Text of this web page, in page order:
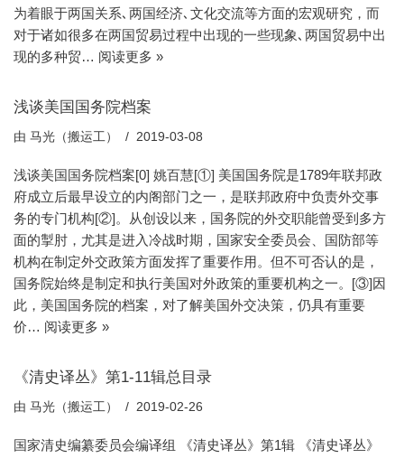
为着眼于两国关系､两国经济､文化交流等方面的宏观研究，而
对于诸如很多在两国贸易过程中出现的一些现象､两国贸易中出
现的多种贸… 阅读更多 »
浅谈美国国务院档案
由 马光（搬运工） 2019-03-08
浅谈美国国务院档案[0] 姚百慧[①] 美国国务院是1789年联邦政
府成立后最早设立的内阁部门之一，是联邦政府中负责外交事
务的专门机构[②]。从创设以来，国务院的外交职能曾受到多方
面的掣肘，尤其是进入冷战时期，国家安全委员会、国防部等
机构在制定外交政策方面发挥了重要作用。但不可否认的是，
国务院始终是制定和执行美国对外政策的重要机构之一。[③]因
此，美国国务院的档案，对了解美国外交决策，仍具有重要
价… 阅读更多 »
《清史译丛》第1-11辑总目录
由 马光（搬运工） 2019-02-26
国家清史编纂委员会编译组 《清史译丛》第1辑 《清史译丛》